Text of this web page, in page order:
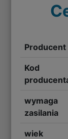
Producent
Kod
wymaga
zasilania
wiek